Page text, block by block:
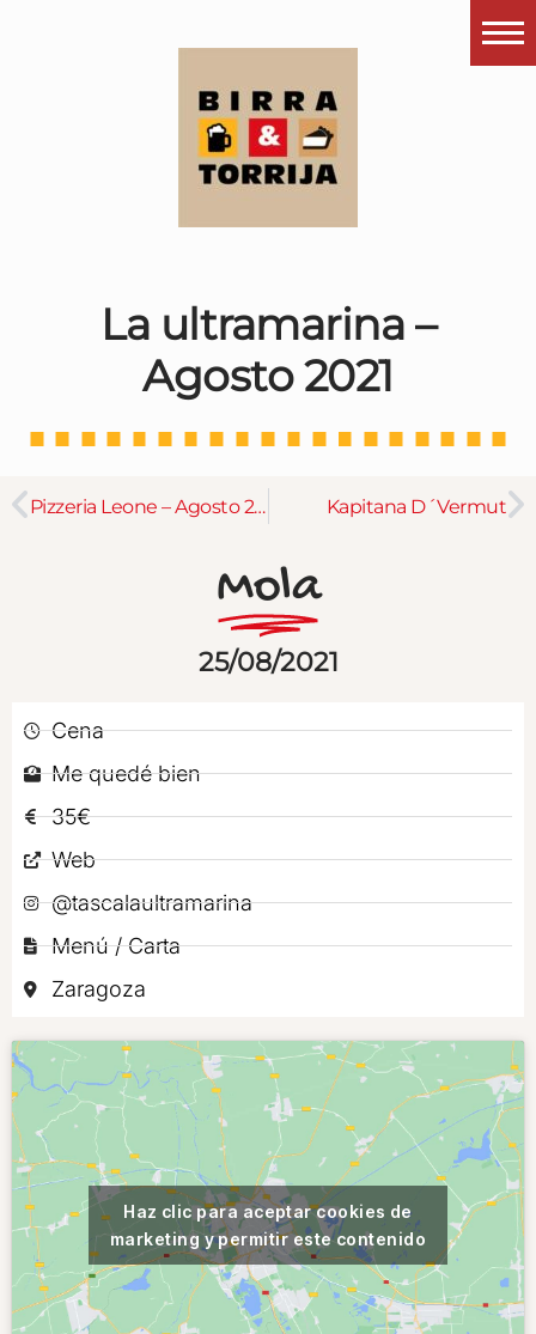
¿Esto que es pués?
Últimas visitas
Todos los garitos
Por el mundo
Contactar
Instagram
La ultramarina –
Agosto 2021
Pizzeria Leone – Agosto 2021 Kapitana D´Vermut
Mola
25/08/2021
Cena
Me quedé bien
35€
Web
@tascalaultramarina
Menú / Carta
Zaragoza
Haz clic para aceptar cookies de
marketing y permitir este contenido